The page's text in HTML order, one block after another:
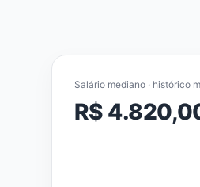
Salário mediano · histórico
R$